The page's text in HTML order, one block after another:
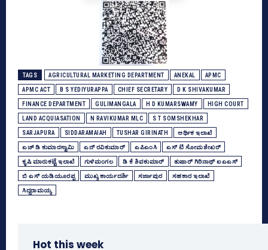
TAGS AGRICULTURAL MARKETING DEPARTMENT ANEKAL APMC
APMC ACT B S YEDIYURAPPA CHIEF SECRETARY D K SHIVAKUMAR
FINANCE DEPARTMENT GULIMANGALA H D KUMARSWAMY HIGH COURT
LAND ACQUIASATION N RAVIKUMAR MLC S T SOMSHEKHAR
SARJAPURA SIDDARAMAIAH TUSHAR GIRINATH ಆರ್ಥಿಕ ಇಲಾಖೆ
ಎಚ್‌ ಡಿ ಕುಮಾರಸ್ವಾಮಿ ಎನ್‌ ರವಿಕುಮಾರ್‌ ಎಪಿಎಂಸಿ ಎಸ್‌ ಟಿ ಸೋಮಶೇಖರ್‌
ಕೃಷಿ ಮಾರುಕಟ್ಟೆ ಇಲಾಖೆ ಗುಳಿಮಂಗಲ ಡಿ ಕೆ ಶಿವಕುಮಾರ್ ತುಷಾರ್ ಗಿರಿನಾಥ್‌ ಐಎಎಸ್‌
ಬಿ ಎಸ್‌ ಯಡಿಯೂರಪ್ಪ ಮುಖ್ಯ ಕಾರ್ಯದರ್ಶಿ ಸರ್ಜಾಪುರ ಸಹಕಾರ ಇಲಾಖೆ
ಸಿದ್ದರಾಮಯ್ಯ
Hot this week